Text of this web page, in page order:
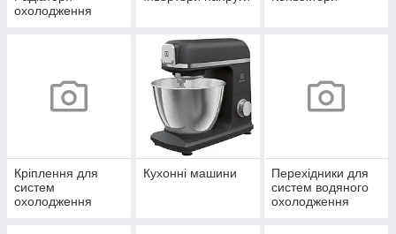
охолодження
Кріплення для
систем
охолодження
Кухонні машини
Перехідники для
систем водяного
охолодження